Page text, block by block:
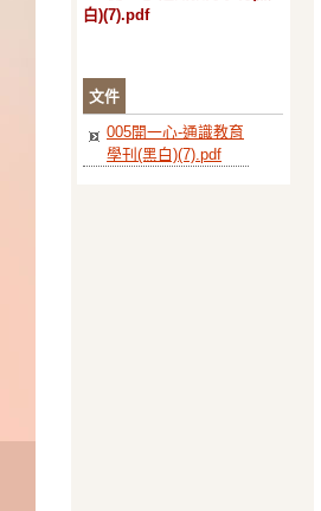
白)(7).pdf
文件
005開一心-通識教育
學刊(黑白)(7).pdf